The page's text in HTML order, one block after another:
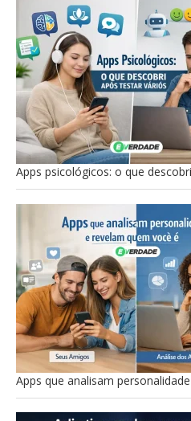
Apps psicológicos: o que
Apps que analisam